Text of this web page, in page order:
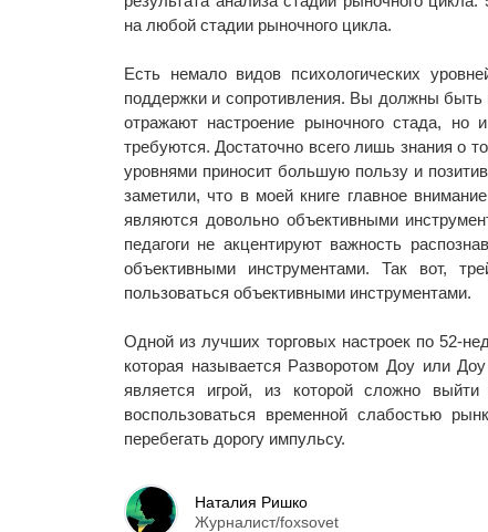
на любой стадии рыночного цикла.
Есть немало видов психологических
поддержки и сопротивления. Вы должны быть
отражают настроение рыночного стада,
требуются. Достаточно всего лишь знания о
уровнями приносит большую пользу и
заметили, что в моей книге главное
являются довольно объективными
педагоги не акцентируют важность
объективными инструментами. Так вот,
пользоваться объективными инструментами.
Одной из лучших торговых настроек по 52-
которая называется Разворотом Доу или
является игрой, из которой сложно
воспользоваться временной слабостью
перебегать дорогу импульсу.
Наталия Ришко
Журналист/foxsovet